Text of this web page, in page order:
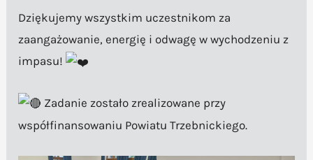
Dziękujemy wszystkim uczestnikom za
zaangażowanie, energię i odwagę w wychodzeniu z
impasu!
Zadanie zostało zrealizowane przy
współfinansowaniu Powiatu Trzebnickiego.